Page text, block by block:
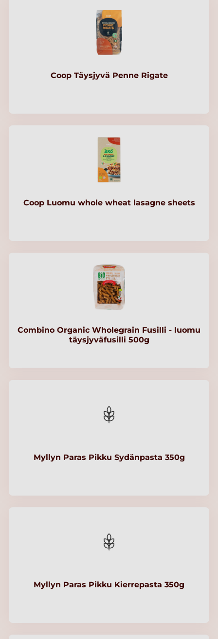
Coop Täysjyvä Penne Rigate
Coop Luomu whole wheat lasagne sheets
Combino Organic Wholegrain Fusilli - luomu
täysjyväfusilli 500g
Myllyn Paras Pikku Sydänpasta 350g
Myllyn Paras Pikku Kierrepasta 350g